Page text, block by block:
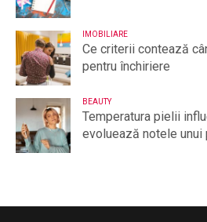
IMOBILIARE
Ce criterii contează
pentru închiriere
BEAUTY
Temperatura pielii
evoluează notele unui